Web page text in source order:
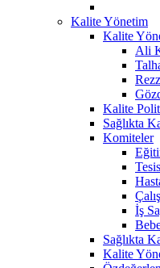
Kalite Yönetim
Kalite
Ali
Kalite
Sağlıkta
Komiteler
İş
Sağlıkta
Kalite